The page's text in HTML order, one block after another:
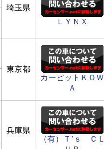
埼玉県
ＬＹＮＸ
東京都
カーピットＫＯＷ
Ａ
兵庫県
（有）Ｔ’ｓ ＣＬ